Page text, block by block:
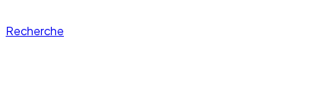
Recherche